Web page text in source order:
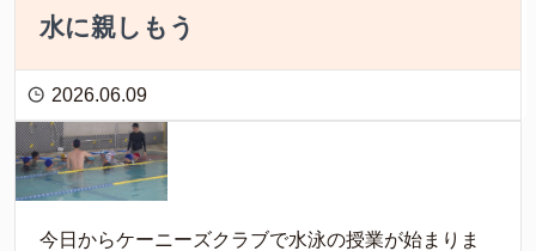
水に親しもう
2026.06.09
今日からケーニーズクラブで水泳の授業が始まりま